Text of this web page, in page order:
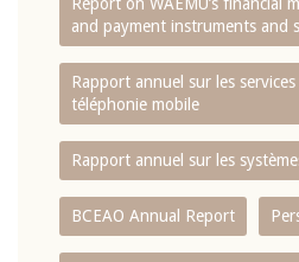
and payment instruments and
Rapport annuel sur les
téléphonie mobile
Rapport annuel sur les
BCEAO Annual Report